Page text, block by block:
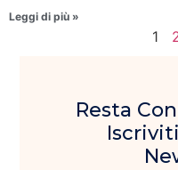
Leggi di più »
1
Resta